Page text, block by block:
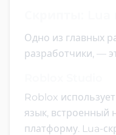
Одно из главных
разработчики, —
Roblox использует
язык, встроенный
платформу. Lua-